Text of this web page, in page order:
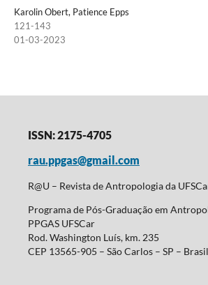
Karolin Obert, Patience Epps
121-143
01-03-2023
ISSN: 2175-4705
rau.ppgas@gmail.com
R@U – Revista de Antropologia da
Programa de Pós-Graduação em
PPGAS UFSCar
Rod. Washington Luís, km. 235
CEP 13565-905 – São Carlos – SP – Brasil